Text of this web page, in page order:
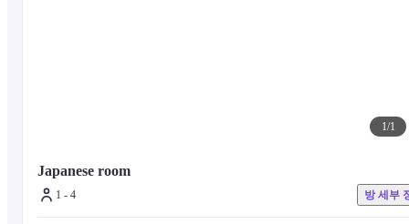
1/1
Japanese room
1 - 4 방 세부